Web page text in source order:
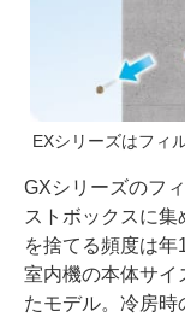
EXシリーズはフィ
GXシリーズのフ
ストボックスに集
を捨てる頻度は年
室内機の本体サイ
たモデル。冷房時